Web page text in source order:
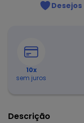
Desejos
10x
sem juros
Descrição